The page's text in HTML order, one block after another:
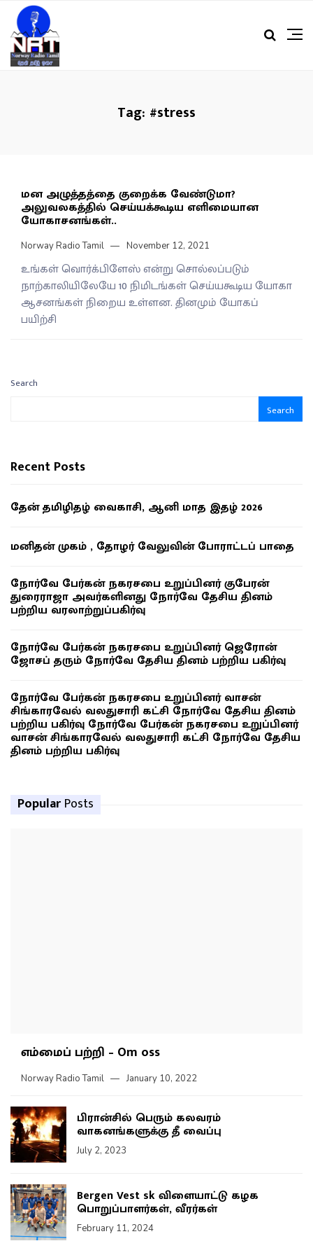
Tag: #stress
மன அழுத்தத்தை குறைக்க வேண்டுமா?
அலுவலகத்தில் செய்யக்கூடிய எளிமையான
யோகாசனங்கள்..
Norway Radio Tamil November 12, 2021
உங்கள் வொர்க்பிளேஸ் என்று சொல்லப்படும்
நாற்காலியிலேயே 10 நிமிடங்கள் செய்யகூடிய யோகா
ஆசனங்கள் நிறைய உள்ளன. தினமும் யோகப்
பயிற்சி
Search
Search
Recent Posts
தேன் தமிழிதழ் வைகாசி, ஆனி மாத இதழ் 2026
மனிதன் முகம் , தோழர் வேலுவின் போராட்டப் பாதை
நோர்வே பேர்கன் நகரசபை உறுப்பினர் குபேரன்
துரைராஜா அவர்களினது நோர்வே தேசிய தினம்
பற்றிய வரலாற்றுப்பகிர்வு
நோர்வே பேர்கன் நகரசபை உறுப்பினர் ஜெரோன்
ஜோசப் தரும் நோர்வே தேசிய தினம் பற்றிய பகிர்வு
நோர்வே பேர்கன் நகரசபை உறுப்பினர் வாசன்
சிங்காரவேல் வலதுசாரி கட்சி நோர்வே தேசிய தினம்
பற்றிய பகிர்வு நோர்வே பேர்கன் நகரசபை உறுப்பினர்
வாசன் சிங்காரவேல் வலதுசாரி கட்சி நோர்வே தேசிய
தினம் பற்றிய பகிர்வு
Popular Posts
எம்மைப் பற்றி – Om oss
Norway Radio Tamil January 10, 2022
பிரான்சில் பெரும் கலவரம்
வாகனங்களுக்கு தீ வைப்பு
July 2, 2023
Bergen Vest sk விளையாட்டு கழக
பொறுப்பாளர்கள், வீரர்கள்
February 11, 2024